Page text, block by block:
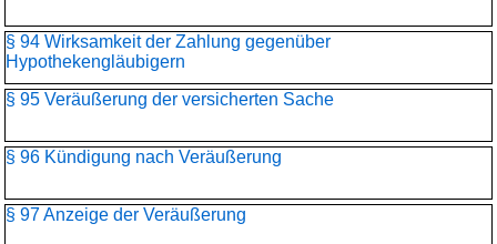
§ 94 Wirksamkeit der Zahlung gegenüber
Hypothekengläubigern
§ 95 Veräußerung der versicherten Sache
§ 96 Kündigung nach Veräußerung
§ 97 Anzeige der Veräußerung